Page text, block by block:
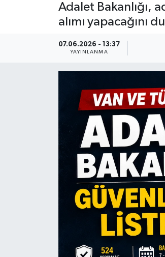
Adalet Bakanlığı,
alımı yapacağını
07.06.2026 - 13:37
YAYINLANMA
Hakkımda
Haber Arşivi